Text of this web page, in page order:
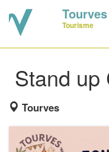
Tourves
Tourisme
Stand up
Tourves